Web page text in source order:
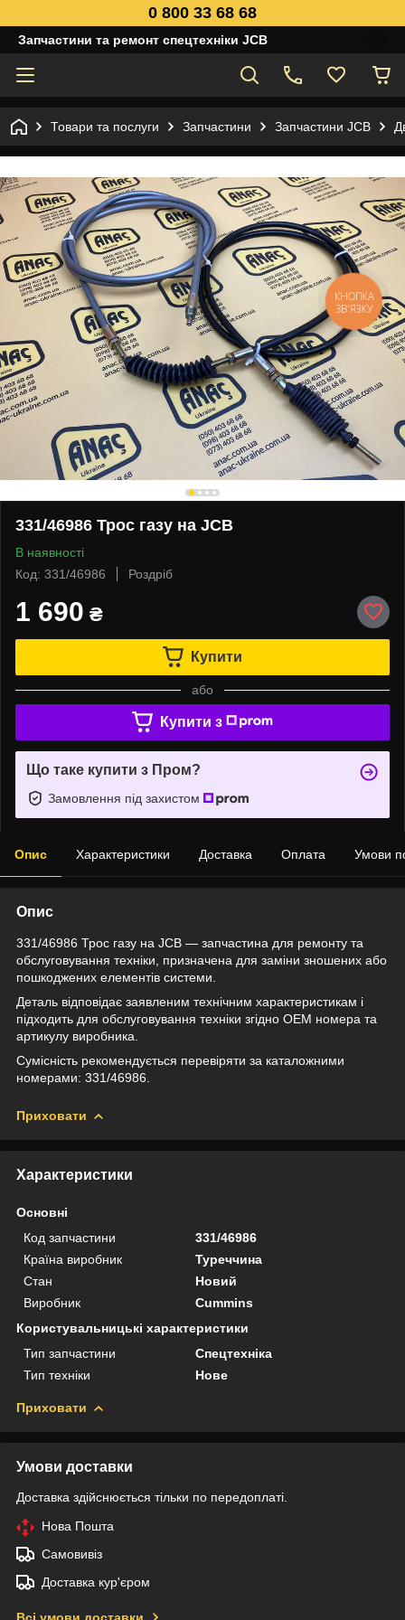
0 800 33 68 68
Запчастини та ремонт спецтехніки JCB
Товари та послуги Запчастини Запчастини JCB
331/46986 Трос газу на JCB
В наявності
Код: 331/46986
Роздріб
1 690 ₴
Купити
або
Купити з
Що таке купити з Пром?
Замовлення під захистом
Опис Характеристики Доставка Оплата Умови
Опис
331/46986 Трос газу на JCB — запчастина для ремонту та
обслуговування техніки, призначена для заміни зношених або
пошкоджених елементів системи.
Деталь відповідає заявленим технічним характеристикам і
підходить для обслуговування техніки згідно OEM номера та
артикулу виробника.
Сумісність рекомендується перевіряти за каталожними
номерами: 331/46986.
Приховати
Характеристики
Основні
Код запчастини
331/46986
Країна виробник
Туреччина
Стан
Новий
Виробник
Cummins
Користувальницькі характеристики
Тип запчастини
Спецтехніка
Тип техніки
Нове
Приховати
Умови доставки
Доставка здійснюється тільки по передоплаті.
Нова Пошта
Самовивіз
Доставка кур'єром
Всі умови доставки
КНОПКА
ЗВ'ЯЗКУ